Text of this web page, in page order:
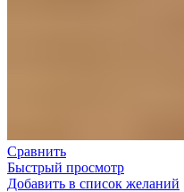
Сравнить
Быстрый просмотр
Добавить в список желаний